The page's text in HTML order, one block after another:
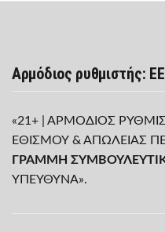
Αρμόδιος ρυθμιστής:
«21+ | ΑΡΜΟΔΙΟΣ
ΕΘΙΣΜΟΥ & ΑΠΩΛΕΙΑΣ
ΓΡΑΜΜΗ
ΥΠΕΥΘΥΝΑ».